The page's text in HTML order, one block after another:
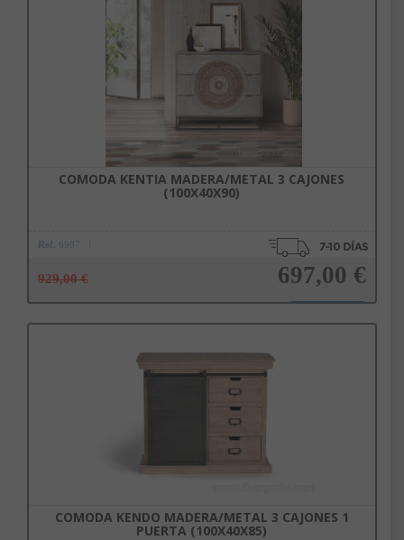
Añadir a la cesta
COMODA KENTIA MADERA/METAL 3 CAJONES
(100X40X90)
Ref. 6987
929,00 € 697,00 €
COMODA KENDO MADERA/METAL 3 CAJONES 1
PUERTA (100X40X85)